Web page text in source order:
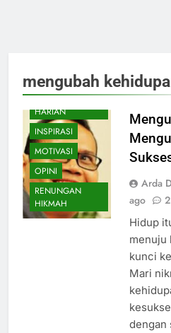
mengubah
BISNIS
CATATAN
HARIAN
INSPIRASI
MOTIVASI
OPINI
RENUNGAN
HIKMAH
Arda
ago
2
Hidup
menuju
kunci
Mari
dengan